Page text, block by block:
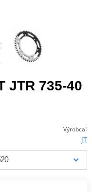
JTR 735-40
Výrobca:
JT